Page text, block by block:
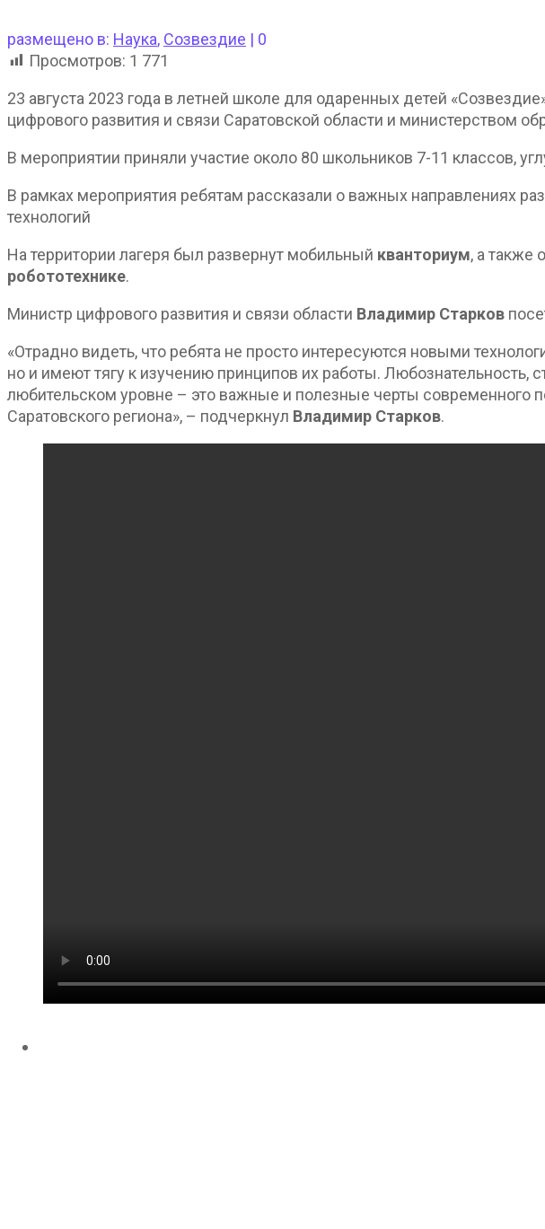
размещено в: Наука, Созвездие | 0
Просмотров: 1 771
23 августа 2023 года в летней школе для одаренных детей
цифрового развития и связи Саратовской области и министерством
В мероприятии приняли участие около 80 школьников 7-11 классов,
В рамках мероприятия ребятам рассказали о важных направлениях
технологий
На территории лагеря был развернут мобильный кванториум, а также
робототехнике.
Министр цифрового развития и связи области Владимир Старков
«Отрадно видеть, что ребята не просто интересуются новыми
но и имеют тягу к изучению принципов их работы. Любознательность,
любительском уровне – это важные и полезные черты современного
Саратовского региона», – подчеркнул Владимир Старков.